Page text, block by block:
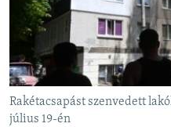
VILÁG
KLÍMAVÁLTOZÁS
A MÚLT TANULSÁGAI
KÖVESSEN MINKET!
Rakétacsapást szenvedett
július 19-én